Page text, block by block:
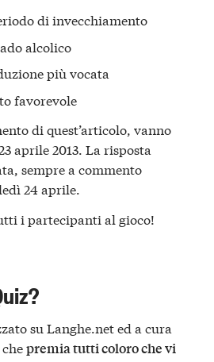
di invecchiamento
alcolico
più vocata
favorevole
di quest’articolo, vanno
aprile 2013. La risposta
sempre a commento
24 aprile.
i partecipanti al gioco!
su Langhe.net ed a cura
chepremia tutti coloro che vi